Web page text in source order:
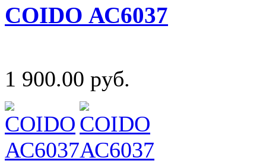
COIDO АС6037
1 900.00 руб.